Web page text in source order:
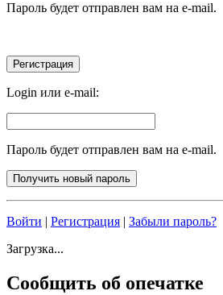
Пароль будет отправлен вам на e-mail.
Login или e-mail:
Пароль будет отправлен вам на e-mail.
Войти | Регистрация | Забыли пароль?
Загрузка...
Сообщить об опечатке